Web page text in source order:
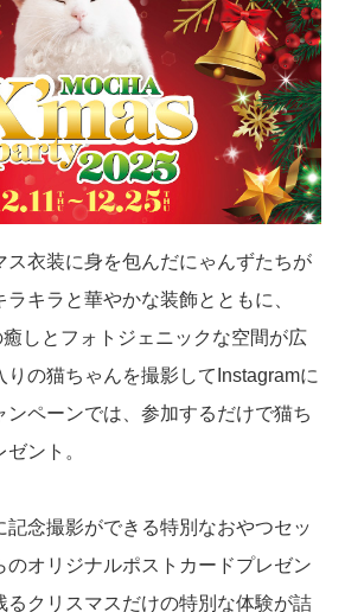
ス衣装に身を包んだにゃんずたちが
キラと華やかな装飾とともに、
しとフォトジェニックな空間が広
りの猫ちゃんを撮影してInstagramに
ンペーンでは、参加するだけで猫ち
ント。
記念撮影ができる特別なおやつセッ
のオリジナルポストカードプレゼン
るクリスマスだけの特別な体験が詰